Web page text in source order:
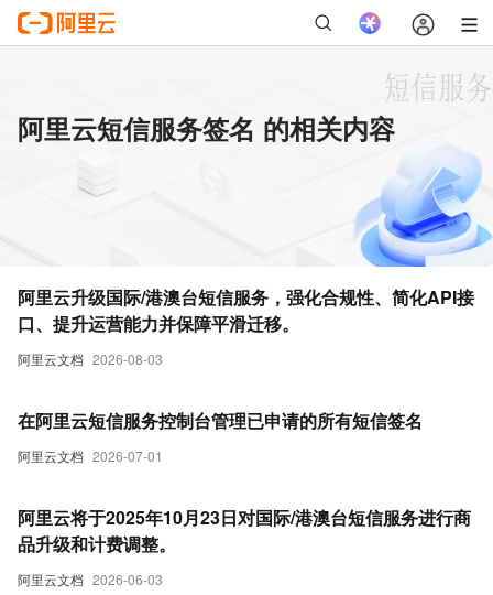
阿里云短信服务签名 的相关内容
阿里云文档 2026-08-03
阿里云升级国际/港澳台短信服务，强化合规性、简化API接
口、提升运营能力并保障平滑迁移。
阿里云文档 2026-07-01
在阿里云短信服务控制台管理已申请的所有短信签名
阿里云文档 2026-06-03
阿里云将于2025年10月23日对国际/港澳台短信服务进行商
品升级和计费调整。